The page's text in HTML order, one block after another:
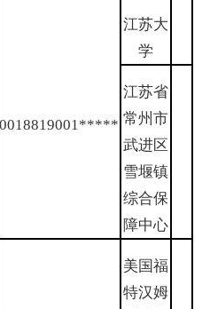
0018819001 *****
江苏大
学
江苏省
常州市
武进区
雪堰镇
综合保
障中心
美国福
特汉姆